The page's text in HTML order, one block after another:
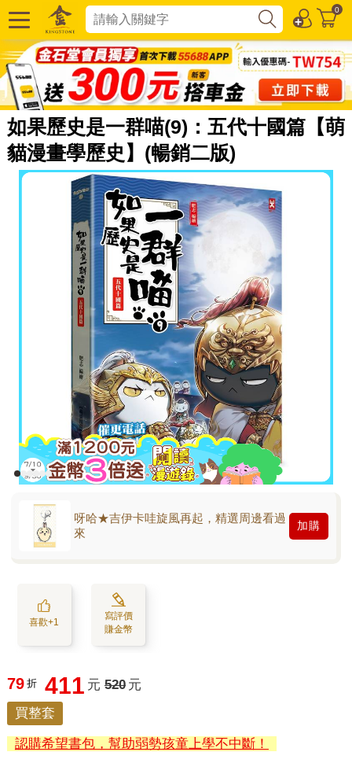
0
如果歷史是一群喵(9)：五代十國篇【萌
貓漫畫學歷史】(暢銷二版)
呀哈★吉伊卡哇旋風再起，精選周邊看過
來
加購
喜歡+1
寫評價
賺金幣
79 折 411 元 520 元
買整套
認購希望書包，幫助弱勢孩童上學不中斷！